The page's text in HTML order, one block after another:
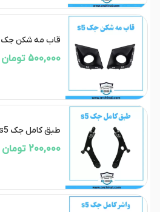
قاب مه شکن جک s5
500,000 تومان
طبق کامل جک s5
200,000 تومان